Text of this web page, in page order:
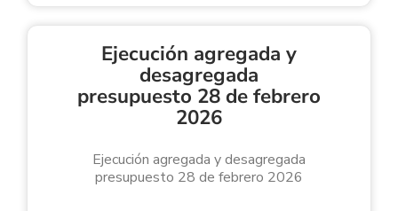
Ejecución agregada y
desagregada
presupuesto 28 de febrero
2026
Ejecución agregada y desagregada
presupuesto 28 de febrero 2026